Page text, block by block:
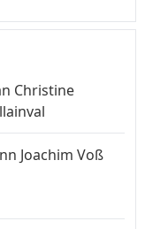
Christine
Joachim Voß